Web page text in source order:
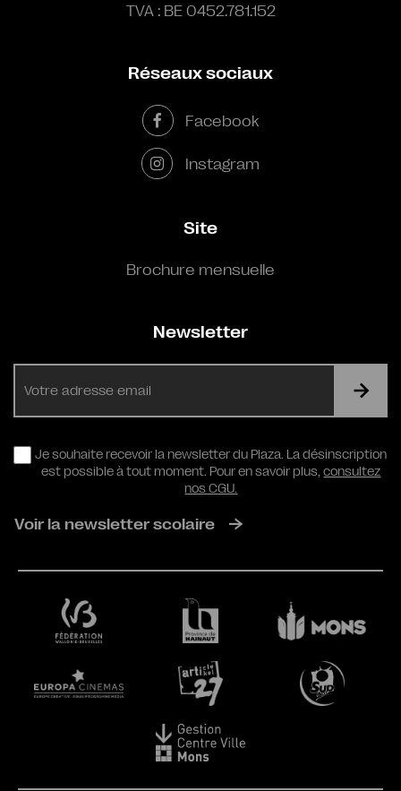
TVA : BE 0452.781.152
Réseaux sociaux
Facebook
Instagram
Site
Brochure mensuelle
Newsletter
RGPD
Je souhaite recevoir la newsletter du Plaza. La désinscription
est possible à tout moment. Pour en savoir plus,consultez
nos CGU.
Voir la newsletter scolaire